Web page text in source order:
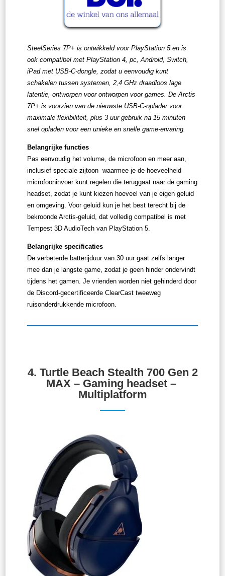
SteelSeries 7P+ is ontwikkeld voor PlayStation 5 en is
ook compatibel met PlayStation 4, pc, Android, Switch,
iPad met USB-C-dongle, zodat u eenvoudig kunt
schakelen tussen systemen, 2,4 GHz draadloos lage
latentie, ontworpen voor ontworpen voor games. De Arctis
7P+ is voorzien van de nieuwste USB-C-oplader voor
maximale flexibiliteit, plus 3 uur gebruik na 15 minuten
snel opladen voor een unieke en snelle game-ervaring.
Belangrijke functies
Pas eenvoudig het volume, de microfoon en meer aan,
inclusief speciale zijtoon waarmee je de hoeveelheid
microfooninvoer kunt regelen die teruggaat naar de gaming
headset, zodat je kunt kiezen hoeveel van je eigen geluid
en omgeving. Voor geluid kun je het best terecht bij de
bekroonde Arctis-geluid, dat volledig compatibel is met
Tempest 3D AudioTech van PlayStation 5.
Belangrijke specificaties
De verbeterde batterijduur van 30 uur gaat zelfs langer
mee dan je langste game, zodat je geen hinder ondervindt
tijdens het gamen. Je vrienden worden niet gehinderd door
de Discord-gecertificeerde ClearCast tweeweg
ruisonderdrukkende microfoon.
4. Turtle Beach Stealth 700 Gen 2
MAX – Gaming headset –
Multiplatform